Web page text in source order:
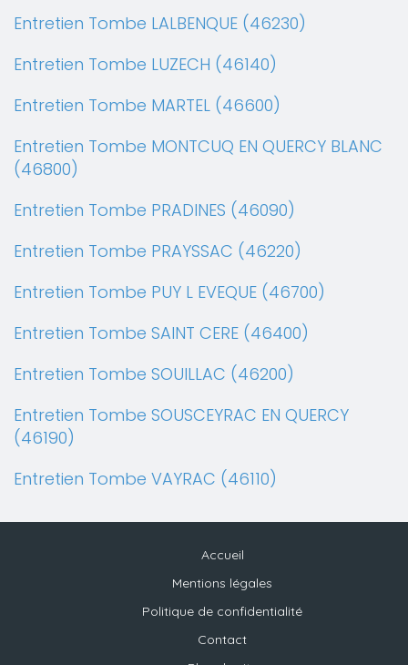
Entretien Tombe LALBENQUE (46230)
Entretien Tombe LUZECH (46140)
Entretien Tombe MARTEL (46600)
Entretien Tombe MONTCUQ EN QUERCY BLANC
(46800)
Entretien Tombe PRADINES (46090)
Entretien Tombe PRAYSSAC (46220)
Entretien Tombe PUY L EVEQUE (46700)
Entretien Tombe SAINT CERE (46400)
Entretien Tombe SOUILLAC (46200)
Entretien Tombe SOUSCEYRAC EN QUERCY
(46190)
Entretien Tombe VAYRAC (46110)
Accueil
Mentions légales
Politique de confidentialité
Contact